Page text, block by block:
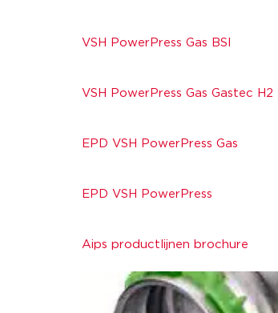
VSH PowerPress Gas BSI
VSH PowerPress Gas Gastec H2
EPD VSH PowerPress Gas
EPD VSH PowerPress
Aips productlijnen brochure